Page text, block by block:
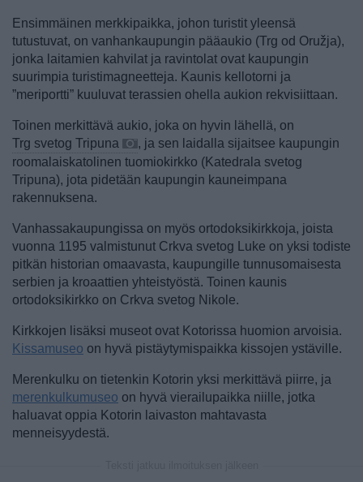
Ensimmäinen merkkipaikka, johon turistit yleensä
tutustuvat, on vanhankaupungin pääaukio (Trg od Oružja),
jonka laitamien kahvilat ja ravintolat ovat kaupungin
suurimpia turistimagneetteja. Kaunis kellotorni ja
”meriportti” kuuluvat terassien ohella aukion rekvisiittaan.
Toinen merkittävä aukio, joka on hyvin lähellä, on
Trg svetog Tripuna
, ja sen laidalla sijaitsee kaupungin
roomalaiskatolinen tuomiokirkko (Katedrala svetog
Tripuna), jota pidetään kaupungin kauneimpana
rakennuksena.
Vanhassakaupungissa on myös ortodoksikirkkoja, joista
vuonna 1195 valmistunut Crkva svetog Luke on yksi todiste
pitkän historian omaavasta, kaupungille tunnusomaisesta
serbien ja kroaattien yhteistyöstä. Toinen kaunis
ortodoksikirkko on Crkva svetog Nikole.
Kirkkojen lisäksi museot ovat Kotorissa huomion arvoisia.
Kissamuseo on hyvä pistäytymispaikka kissojen ystäville.
Merenkulku on tietenkin Kotorin yksi merkittävä piirre, ja
merenkulkumuseo on hyvä vierailupaikka niille, jotka
haluavat oppia Kotorin laivaston mahtavasta
menneisyydestä.